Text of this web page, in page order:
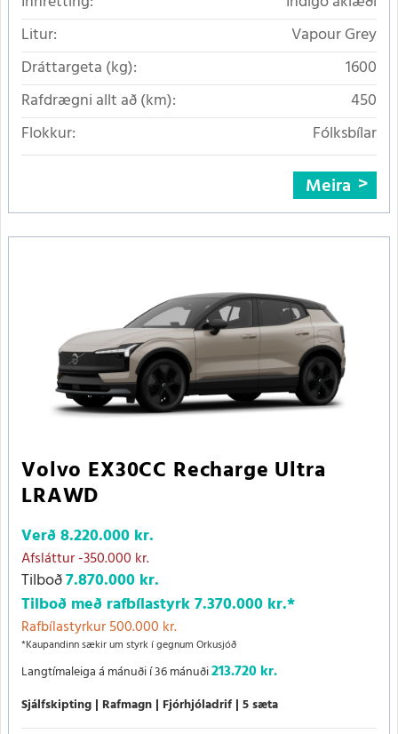
Litur:
Vapour Grey
Dráttargeta (kg):
1600
Rafdrægni allt að (km):
450
Flokkur:
Fólksbílar
Meira
Volvo EX30CC Recharge Ultra
LRAWD
Verð8.220.000 kr.
Afsláttur-350.000 kr.
Tilboð7.870.000 kr.
Tilboð með rafbílastyrk7.370.000 kr.*
Rafbílastyrkur 500.000 kr.
*Kaupandinn sækir um styrk í gegnum Orkusjóð
Langtímaleiga á mánuði í 36 mánuði213.720 kr.
Sjálfskipting Rafmagn Fjórhjóladrif 5 sæta